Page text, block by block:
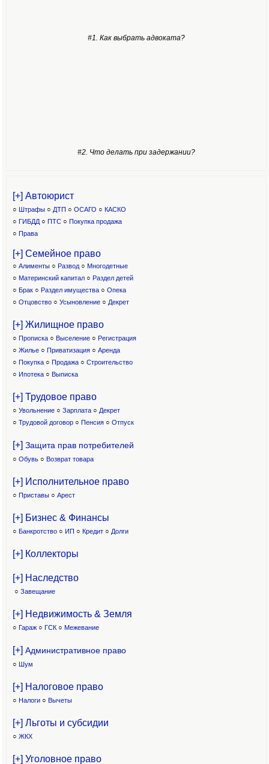
#1. Как выбрать адвоката?
#2. Что делать при задержании?
[+] Автоюрист
○ Штрафы ○ ДТП ○ ОСАГО ○ КАСКО
○ ГИБДД ○ ПТС ○ Покупка продажа
○ Права
[+] Семейное право
○ Алименты ○ Развод ○ Многодетные
○ Материнский капитал○ Раздел детей
○ Брак ○ Раздел имущества ○ Опека
○ Отцовство○ Усыновление ○ Декрет
[+] Жилищное право
○ Прописка ○ Выселение ○ Регистрация
○ Жилье ○ Приватизация ○ Аренда
○ Покупка ○ Продажа ○ Строительство
○ Ипотека ○ Выписка
[+] Трудовое право
○ Увольнение ○ Зарплата ○ Декрет
○ Трудовой договор ○ Пенсия ○ Отпуск
[+] Защита прав потребителей
○ Обувь ○ Возврат товара
[+] Исполнительное право
○ Приставы ○ Арест
[+] Бизнес & Финансы
○ Банкротство ○ ИП ○ Кредит ○ Долги
[+] Коллекторы
[+] Наследство
○ Завещание
[+] Недвижимость & Земля
○ Гараж ○ ГСК ○ Межевание
[+] Административное право
○ Шум
[+] Налоговое право
○ Налоги ○ Вычеты
[+] Льготы и субсидии
○ ЖКХ
[+] Уголовное право